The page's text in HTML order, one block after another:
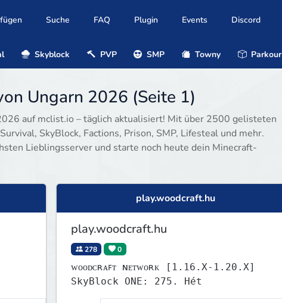
Suche FAQ Plugin Events Discord
Skyblock PVP SMP Towny Parkour
Ungarn 2026 (Seite 1)
auf mclist.io – täglich aktualisiert! Mit über 2500 gelisteten
SkyBlock, Factions, Prison, SMP, Lifesteal und mehr.
Lieblingsserver und starte noch heute dein Minecraft-
play.woodcraft.hu
play.woodcraft.hu
278 0
ᴡᴏᴏᴅᴄʀᴀꜰᴛ ɴᴇᴛᴡᴏʀᴋ [1.16.X-1.20.X]
SkyBlock ONE: 275. Hét